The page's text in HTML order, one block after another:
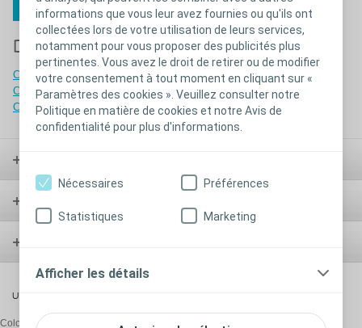
informations que vous leur avez fournies ou qu'ils ont
collectées lors de votre utilisation de leurs services,
notamment pour vous proposer des publicités plus
pertinentes. Vous avez le droit de retirer ou de modifier
votre consentement à tout moment en cliquant sur «
Paramètres des cookies ». Veuillez consulter notre
Politique en matière de cookies et notre Avis de
confidentialité pour plus d'informations.
Nécessaires Préférences
Statistiques Marketing
Afficher les détails
Documents:
Code de conduite des distributeurs
Conditions Générales de vente - De 2012 à mars 2021
Conditions Générales de vente - A partir d'avril 2021
Urologie
Coloplast Belgium NV/SA, De Gijzeleer Industrial Park, Guido Gezellestraat